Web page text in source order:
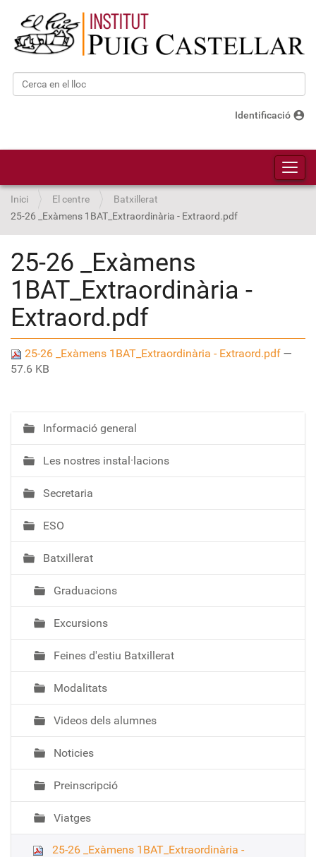
Cerca
Identificació account_circle
Inici El centre
Batxillerat
25-26 _Exàmens 1BAT_Extraordinària - Extraord.pdf
25-26 _Exàmens
1BAT_Extraordinària -
Extraord.pdf
25-26 _Exàmens 1BAT_Extraordinària - Extraord.pdf —
57.6 KB
N
a
v
e
g
a
c
ó
Informació general
Les nostres instal·lacions
Secretaria
ESO
Batxillerat
Graduacions
Excursions
Feines d'estiu Batxillerat
Modalitats
Videos dels alumnes
Noticies
Preinscripció
Viatges
25-26 _Exàmens 1BAT_Extraordinària -